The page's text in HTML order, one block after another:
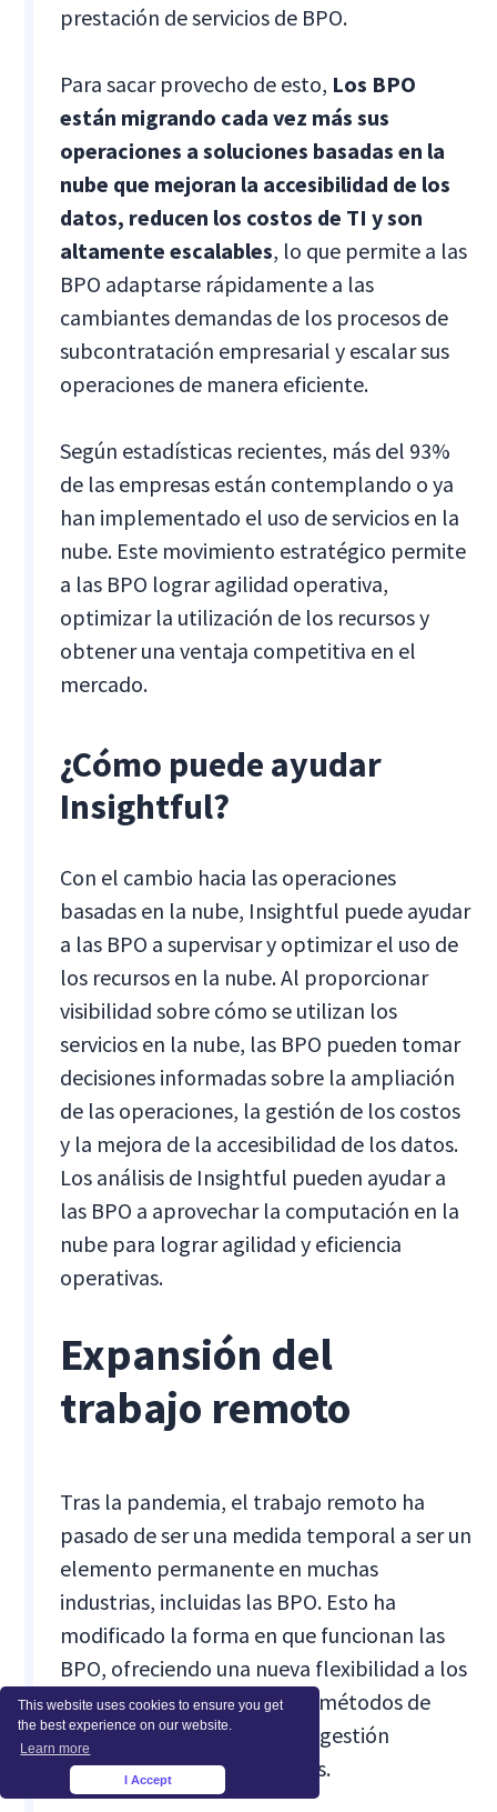
This website uses cookies to ensure you get
the best experience on our website.
Learn more
I Accept
prestación de servicios de BPO.
Para sacar provecho de esto, Los BPO
están migrando cada vez más sus
operaciones a soluciones basadas en la
nube que mejoran la accesibilidad de los
datos, reducen los costos de TI y son
altamente escalables, lo que permite a las
BPO adaptarse rápidamente a las
cambiantes demandas de los procesos de
subcontratación empresarial y escalar sus
operaciones de manera eficiente.
Según estadísticas recientes, más del 93%
de las empresas están contemplando o ya
han implementado el uso de servicios en la
nube. Este movimiento estratégico permite
a las BPO lograr agilidad operativa,
optimizar la utilización de los recursos y
obtener una ventaja competitiva en el
mercado.
¿Cómo puede ayudar
Insightful?
Con el cambio hacia las operaciones
basadas en la nube, Insightful puede ayudar
a las BPO a supervisar y optimizar el uso de
los recursos en la nube. Al proporcionar
visibilidad sobre cómo se utilizan los
servicios en la nube, las BPO pueden tomar
decisiones informadas sobre la ampliación
de las operaciones, la gestión de los costos
y la mejora de la accesibilidad de los datos.
Los análisis de Insightful pueden ayudar a
las BPO a aprovechar la computación en la
nube para lograr agilidad y eficiencia
operativas.
Expansión del
trabajo remoto
Tras la pandemia, el trabajo remoto ha
pasado de ser una medida temporal a ser un
elemento permanente en muchas
industrias, incluidas las BPO. Esto ha
modificado la forma en que funcionan las
BPO, ofreciendo una nueva flexibilidad a los
empleados, lo que requiere métodos de
colaboración y prácticas de gestión
adaptables para ser eficaces.